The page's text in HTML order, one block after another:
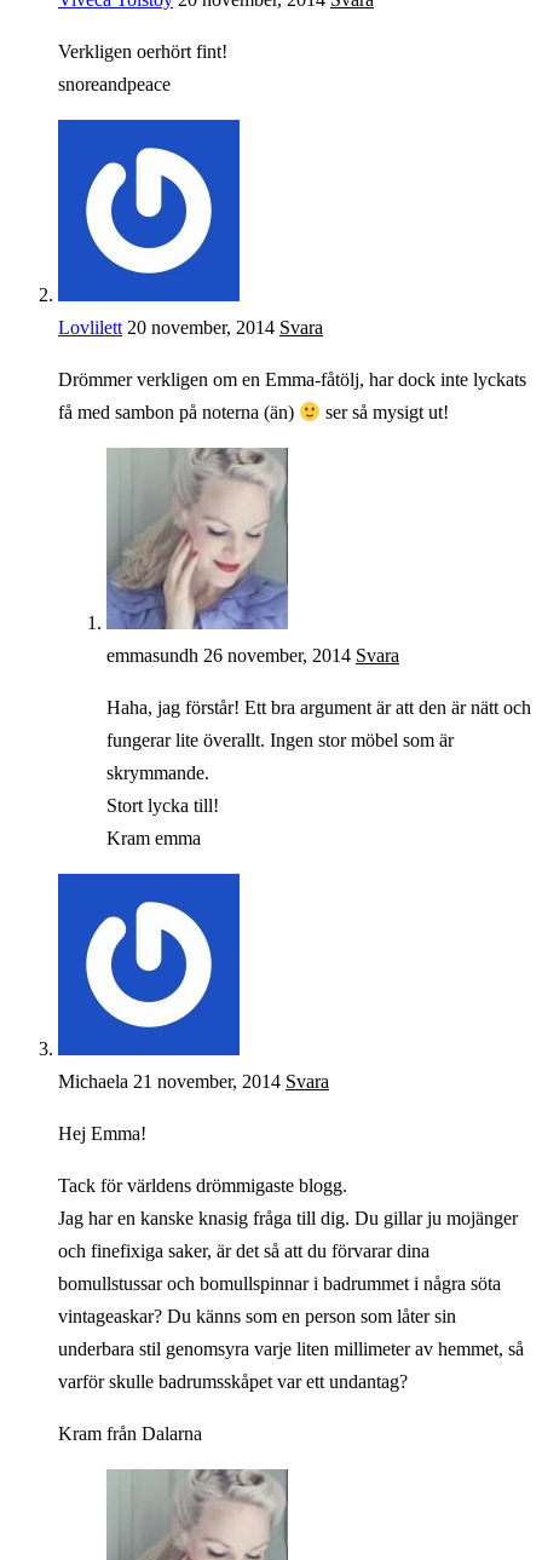
Verkligen oerhört fint!
snoreandpeace
Lovlilett 20 november, 2014 Svara
Drömmer verkligen om en Emma-fåtölj, har dock inte lyckats
få med sambon på noterna (än)
ser så mysigt ut!
emmasundh 26 november, 2014 Svara
Haha, jag förstår! Ett bra argument är att den är nätt och
fungerar lite överallt. Ingen stor möbel som är
skrymmande.
Stort lycka till!
Kram emma
Michaela 21 november, 2014 Svara
Hej Emma!
Tack för världens drömmigaste blogg.
Jag har en kanske knasig fråga till dig. Du gillar ju mojänger
och finefixiga saker, är det så att du förvarar dina
bomullstussar och bomullspinnar i badrummet i några söta
vintageaskar? Du känns som en person som låter sin
underbara stil genomsyra varje liten millimeter av hemmet, så
varför skulle badrumsskåpet var ett undantag?
Kram från Dalarna